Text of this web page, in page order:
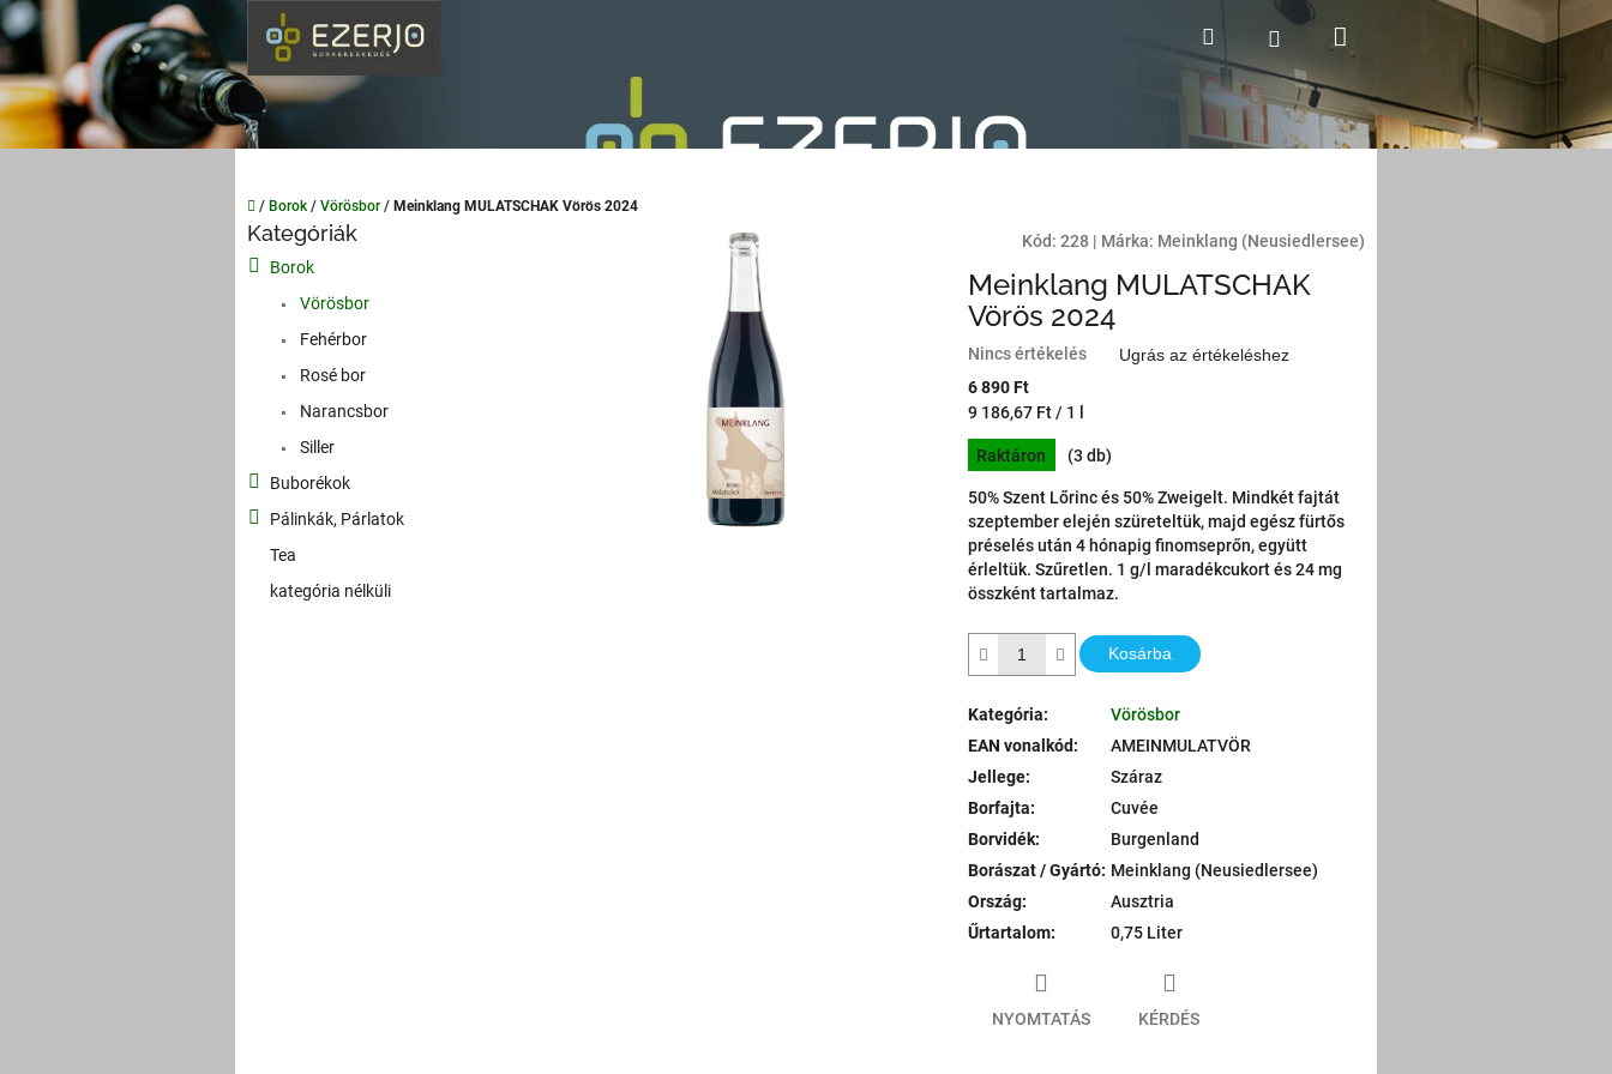
Ugrás
a
tartalomhoz
Keresés Bejelentkezés
Kezdőlap
/ Borok / Vörösbor / Meinklang MULATSCHAK Vörös 2024
OKategóriák
átugrása
Kategóriák
Borok
Vörösbor
Fehérbor
Rosé bor
Narancsbor
Siller
Buborékok
Pálinkák, Párlatok
Tea
kategória nélküli
Kód: 228 | Márka: Meinklang (Neusiedlersee)
Meinklang MULATSCHAK
Vörös 2024
A
átlagos
értékelése
5-
ből
0,0
csillag.
Nincs értékelés
Ugrás az értékeléshez
6 890 Ft
Egységár:
9 186,67 Ft / 1 l
Raktáron (3 db)
50% Szent Lőrinc és 50% Zweigelt. Mindkét fajtát
szeptember elején szüreteltük, majd egész fürtős
préselés után 4 hónapig finomseprőn, együtt
érleltük. Szűretlen. 1 g/l maradékcukort és 24 mg
összként tartalmaz.
Kosárba
Kategória:
Vörösbor
EAN vonalkód:
AMEINMULATVÖR
Jellege:
Száraz
Borfajta:
Cuvée
Borvidék:
Burgenland
Borászat / Gyártó: Meinklang (Neusiedlersee)
Ország:
Ausztria
Űrtartalom: 0,75 Liter
NYOMTATÁS KÉRDÉS